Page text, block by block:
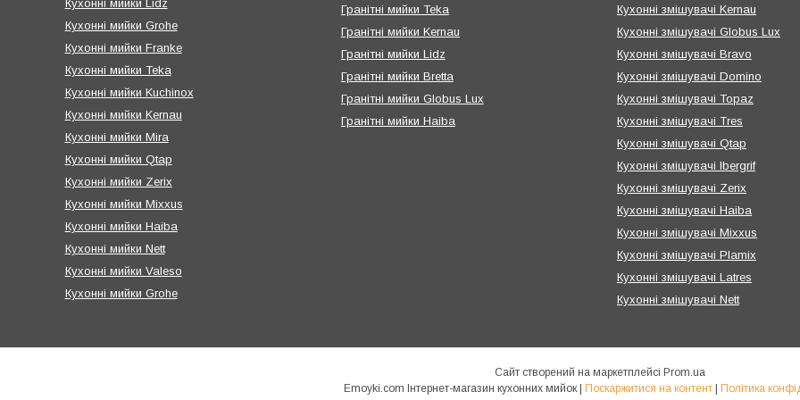
Кухонні мийки Lidz
Кухонні мийки Grohe
Кухонні мийки Franke
Кухонні мийки Teka
Кухонні мийки Kuchinox
Кухонні мийки Kernau
Кухонні мийки Mira
Кухонні мийки Qtap
Кухонні мийки Zerix
Кухонні мийки Mixxus
Кухонні мийки Haiba
Кухонні мийки Nett
Кухонні мийки Valeso
Кухонні мийки Grohe
Гранітні мийки Teka
Гранітні мийки Kernau
Гранітні мийки Lidz
Гранітні мийки Bretta
Гранітні мийки Globus Lux
Гранітні мийки Haiba
Кухонні змішувачі Kernau
Кухонні змішувачі Globus Lux
Кухонні змішувачі Bravo
Кухонні змішувачі Domino
Кухонні змішувачі Topaz
Кухонні змішувачі Tres
Кухонні змішувачі Qtap
Кухонні змішувачі Ibergrif
Кухонні змішувачі Zerix
Кухонні змішувачі Haiba
Кухонні змішувачі Mixxus
Кухонні змішувачі Plamix
Кухонні змішувачі Latres
Кухонні змішувачі Nett
Сайт створений на маркетплейсі Prom.ua
Поскаржитися на контент Політика